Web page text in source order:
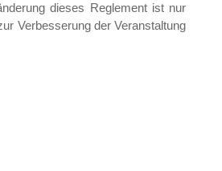
dieses Reglement ist nur
Verbesserung der Veranstaltung